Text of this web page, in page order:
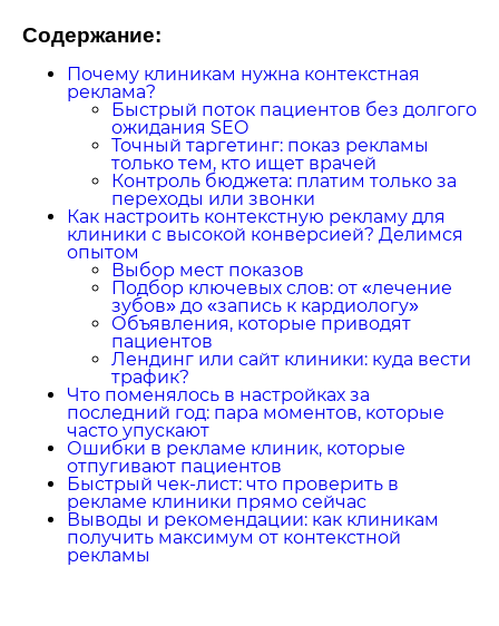
Содержание:
Почему клиникам нужна контекстная
реклама?
Быстрый поток пациентов без долгого
ожидания SEO
Точный таргетинг: показ рекламы
только тем, кто ищет врачей
Контроль бюджета: платим только за
переходы или звонки
Как настроить контекстную рекламу для
клиники с высокой конверсией? Делимся
опытом
Выбор мест показов
Подбор ключевых слов: от «лечение
зубов» до «запись к кардиологу»
Объявления, которые приводят
пациентов
Лендинг или сайт клиники: куда вести
трафик?
Что поменялось в настройках за
последний год: пара моментов, которые
часто упускают
Ошибки в рекламе клиник, которые
отпугивают пациентов
Быстрый чек-лист: что проверить в
рекламе клиники прямо сейчас
Выводы и рекомендации: как клиникам
получить максимум от контекстной
рекламы